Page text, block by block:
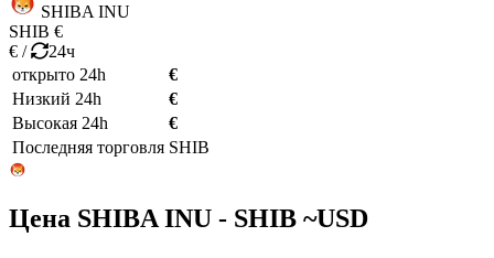
SHIBA INU
SHIB €
€ /
24ч
открыто 24h
€
Низкий 24h
€
Высокая 24h
€
Последняя торговля SHIB
Цена SHIBA INU - SHIB ~USD